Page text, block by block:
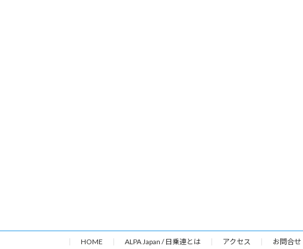
HOME ALPA Japan / 日乗連とは アクセス お問合せ